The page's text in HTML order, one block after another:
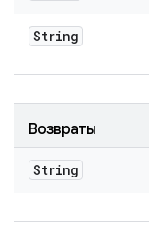
String
Возвраты
String